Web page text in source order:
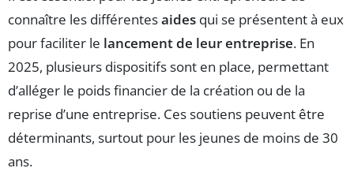
connaître les différentesaides qui se présentent à eux
pour faciliter le lancement de leur entreprise. En
2025, plusieurs dispositifs sont en place, permettant
d’alléger le poids financier de la création ou de la
reprise d’une entreprise. Ces soutiens peuvent être
déterminants, surtout pour les jeunes de moins de 30
ans.